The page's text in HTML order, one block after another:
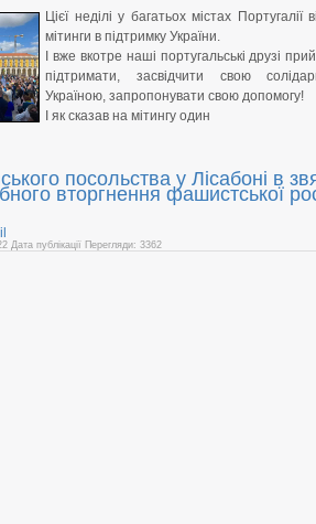
Цієї неділі у багатьох містах Португалії
мітинги в підтримку України.
І вже вкотре наші португальські друзі
підтримати, засвідчити свою
Україною, запропонувати свою допомогу!
І як сказав на мітингу один
посольства у Лісабоні в
вторгнення фашистської
Дата публікації Перегляди: 3362